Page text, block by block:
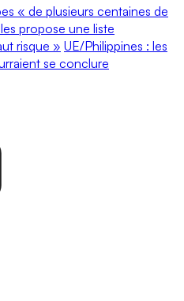
« de plusieurs centaines de
propose une liste
risque » UE/Philippines : les
se conclure